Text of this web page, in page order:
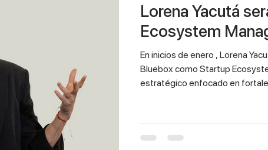
Lorena Yacutá será Startup
En inicios de enero , Lorena
Bluebox como Startup
estratégico enfocado en
posición, Lorena trabajará
desarrollo, construyendo